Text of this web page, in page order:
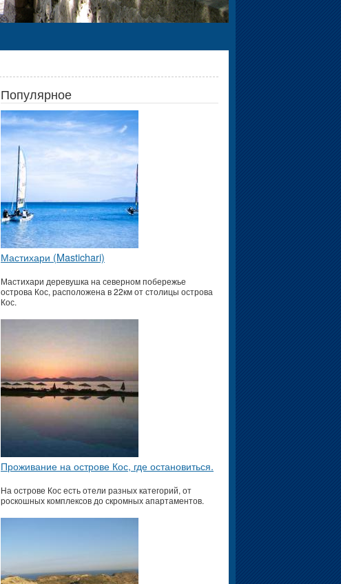
Популярное
Мастихари (Mastichari)
Мастихари деревушка на северном побережье
острова Кос, расположена в 22км от столицы острова
Кос.
Проживание на острове Кос, где остановиться.
На острове Кос есть отели разных категорий, от
роскошных комплексов до скромных апартаментов.